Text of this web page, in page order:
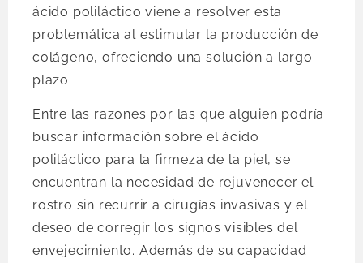
ácido poliláctico viene a resolver esta
problemática al estimular la producción de
colágeno, ofreciendo una solución a largo
plazo.
Entre las razones por las que alguien podría
buscar información sobre el ácido
poliláctico para la firmeza de la piel, se
encuentran la necesidad de rejuvenecer el
rostro sin recurrir a cirugías invasivas y el
deseo de corregir los signos visibles del
envejecimiento. Además de su capacidad